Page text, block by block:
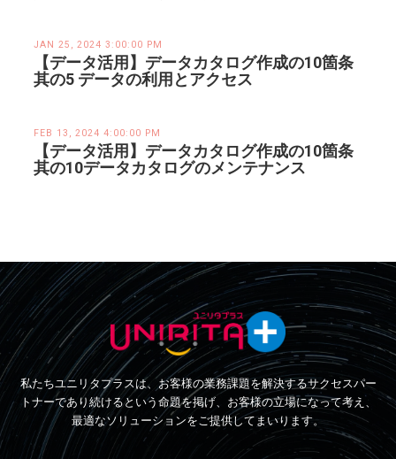
JAN 25, 2024 3:00:00 PM
【データ活用】データカタログ作成の10箇条
其の5 データの利用とアクセス
FEB 13, 2024 4:00:00 PM
【データ活用】データカタログ作成の10箇条
其の10データカタログのメンテナンス
私たちユニリタプラスは、お客様の業務課題を解決するサクセスパー
トナーであり続けるという命題を掲げ、お客様の立場になって考え、
最適なソリューションをご提供してまいります。